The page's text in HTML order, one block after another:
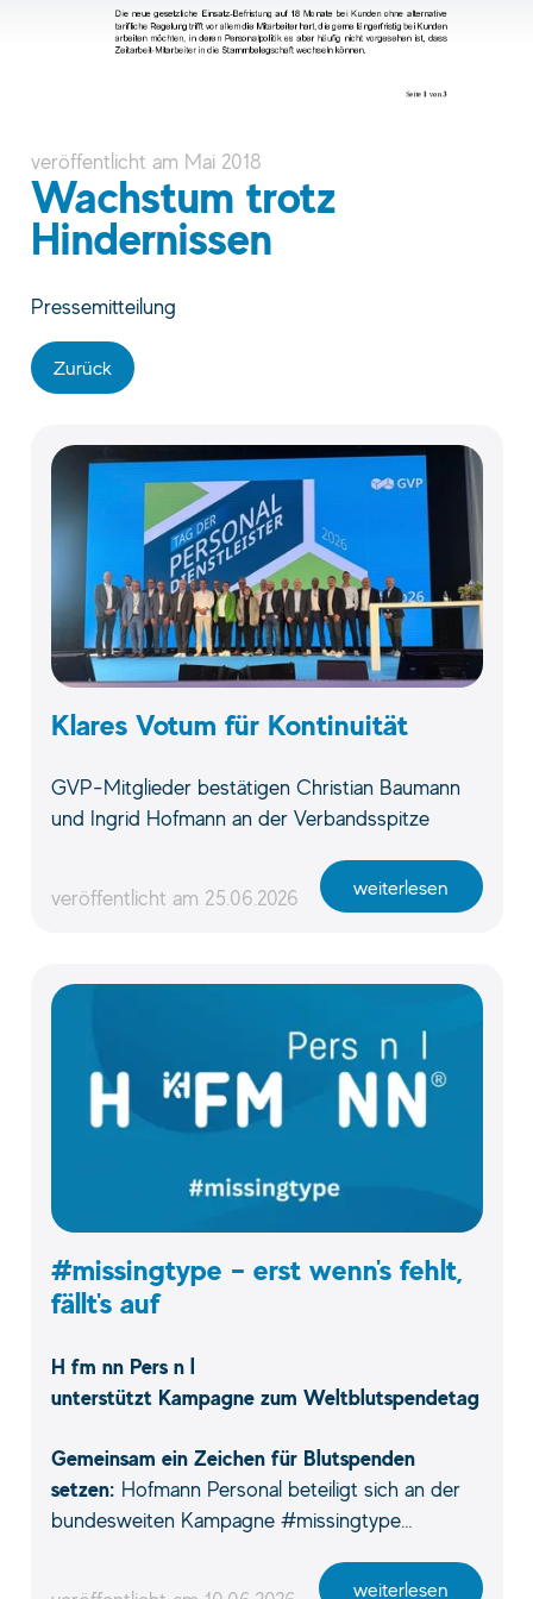
veröffentlicht am Mai 2018
Wachstum trotz
Hindernissen
Pressemitteilung
Zurück
Klares Votum für Kontinuität
GVP-Mitglieder bestätigen Christian Baumann
und Ingrid Hofmann an der Verbandsspitze
veröffentlicht am 25.06.2026 weiterlesen
#missingtype – erst wenn's fehlt,
fällt's auf
H fm nn Pers n l
unterstützt Kampagne zum Weltblutspendetag
Gemeinsam ein Zeichen für Blutspenden
setzen: Hofmann Personal beteiligt sich an der
bundesweiten Kampagne #missingtype…
weiterlesen